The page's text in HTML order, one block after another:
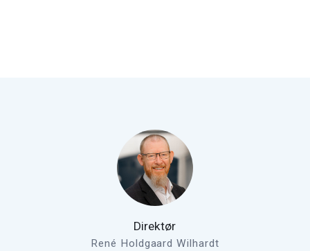
Direktør
René Holdgaard Wilhardt